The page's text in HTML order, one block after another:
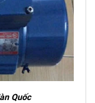
Quốc